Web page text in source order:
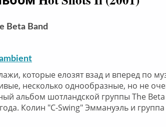
Beta Band
которые елозят взад и вперед по
несколько однообразные, но не
альбом шотландской группы The
Колин "C-Swing" Эммануэль и